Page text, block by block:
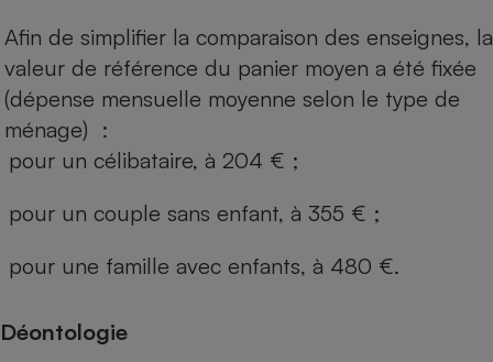
Afin de simplifier la comparaison des enseignes, la
valeur de référence du panier moyen a été fixée
(dépense mensuelle moyenne selon le type de
ménage) :
pour un célibataire, à 204 € ;
pour un couple sans enfant, à 355 € ;
pour une famille avec enfants, à 480 €.
Déontologie